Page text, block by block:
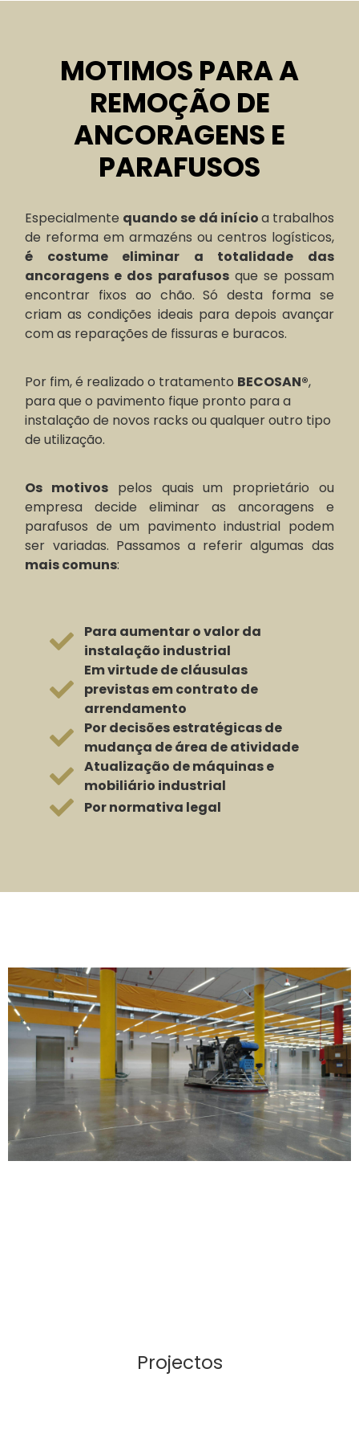
MOTIMOS PARA A
REMOÇÃO DE
ANCORAGENS E
PARAFUSOS
Especialmente quando se dá inícioa trabalhos
de reforma em armazéns ou centros logísticos,
é costume eliminar a totalidade das
ancoragens e dos parafusosque se possam
encontrar fixos ao chão. Só desta forma se
criam as condições ideais para depois avançar
com as reparações de fissuras e buracos.
Por fim, é realizado o tratamento BECOSAN®,
para que o pavimento fique pronto para a
instalação de novos racks ou qualquer outro tipo
de utilização.
Os motivos pelos quais um proprietário ou
empresa decide eliminar as ancoragens e
parafusos de um pavimento industrial podem
ser variadas. Passamos a referir algumas das
mais comuns:
Para aumentar o valor da
instalação industrial
Em virtude de cláusulas
previstas em contrato de
arrendamento
Por decisões estratégicas de
mudança de área de atividade
Atualização de máquinas e
mobiliário industrial
Por normativa legal
Projectos